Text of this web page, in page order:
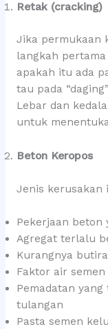
Retak (cracking)
Jika permukaan
langkah
apakah itu ada
tau pada
Lebar dan
untuk
Beton Keropos
Jenis kerusakan
Pekerjaan beton
Agregat terlalu
Kurangnya
Faktor air
Pemadatan
tulangan
Pasta semen